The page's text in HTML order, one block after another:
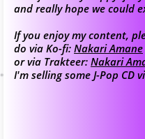
and really hope we could
If you enjoy my content,
do via Ko-fi: Nakari Amane
or via Trakteer: Nakari
I'm selling some J-Pop CD